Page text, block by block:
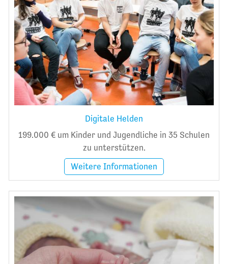
Digitale Helden
199.000 € um Kinder und Jugendliche in 35 Schulen
zu unterstützen.
Weitere Informationen